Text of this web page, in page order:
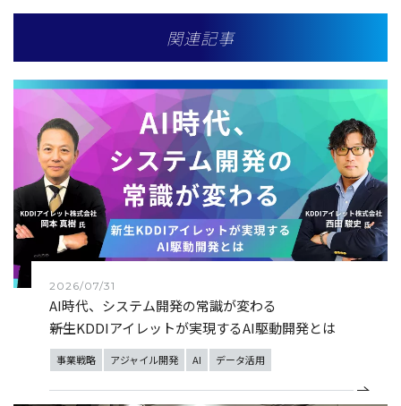
関連記事
2026/07/31
AI時代、システム開発の常識が変わる
――新生KDDIアイレットが実現するAI駆動開発とは
事業戦略 アジャイル開発 AI データ活用